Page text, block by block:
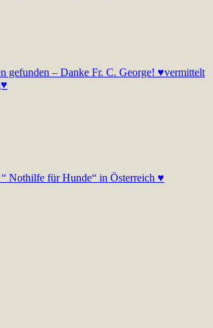
gefunden – Danke Fr. C. George! ♥vermittelt
Nothilfe für Hunde“ in Österreich ♥